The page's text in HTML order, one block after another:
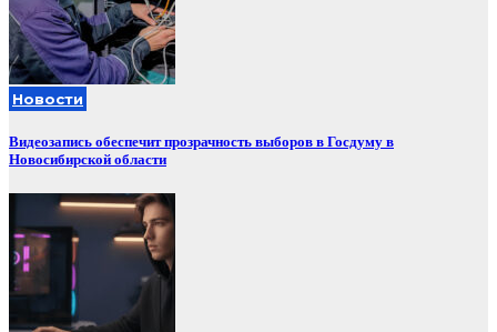
Новости
Видеозапись обеспечит прозрачность выборов в Госдуму в
Новосибирской области